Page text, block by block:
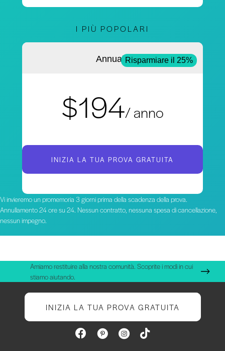
I PIÙ POPOLARI
AnnualeRisparmiare il 25%
$194/ anno
INIZIA LA TUA PROVA GRATUITA
Vi invieremo un promemoria 3 giorni prima della scadenza della prova.
Annullamento 24 ore su 24. Nessun contratto, nessuna spesa di cancellazione,
nessun impegno.
Amiamo restituire alla nostra comunità. Scoprite i modi in cui
stiamo aiutando.
INIZIA LA TUA PROVA GRATUITA